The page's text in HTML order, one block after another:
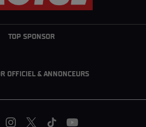
TOP SPONSOR
OFFICIEL & ANNONCEURS